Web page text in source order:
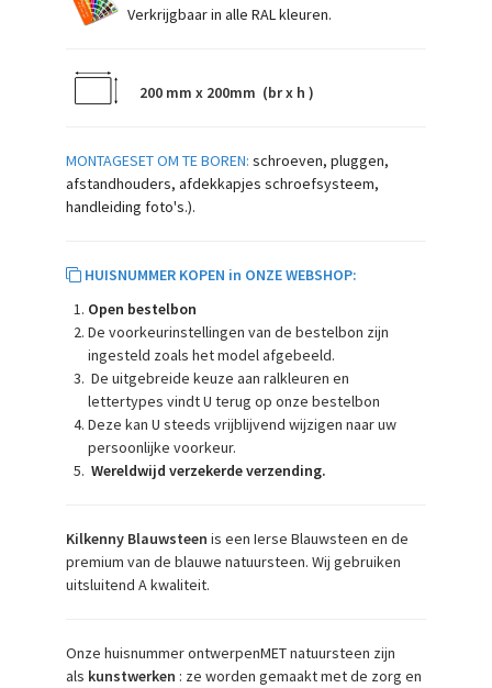
Verkrijgbaar in alle RAL kleuren.
200 mm x 200mm (br x h )
MONTAGESET OM TE BOREN: schroeven, pluggen,
afstandhouders, afdekkapjes schroefsysteem,
handleiding foto's.).
HUISNUMMER KOPEN in ONZE WEBSHOP:
Open bestelbon
De voorkeurinstellingen van de bestelbon zijn
ingesteld zoals het model afgebeeld.
De uitgebreide keuze aan ralkleuren en
lettertypes vindt U terug op onze bestelbon
Deze kan U steeds vrijblijvend wijzigen naar uw
persoonlijke voorkeur.
Wereldwijd verzekerde verzending.
Kilkenny Blauwsteen is een Ierse Blauwsteen en de
premium van de blauwe natuursteen. Wij gebruiken
uitsluitend A kwaliteit.
Onze huisnummer ontwerpenMET natuursteen zijn
als kunstwerken : ze worden gemaakt met de zorg en